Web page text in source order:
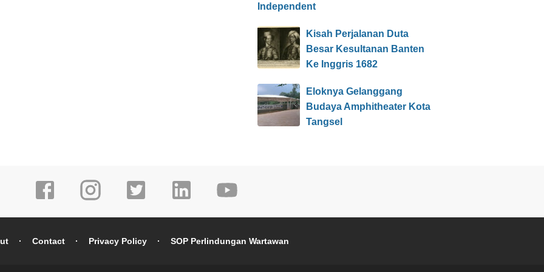
Independent
Kisah Perjalanan Duta
Besar Kesultanan Banten
Ke Inggris 1682
Eloknya Gelanggang
Budaya Amphitheater Kota
Tangsel
Contact Privacy Policy SOP Perlindungan Wartawan